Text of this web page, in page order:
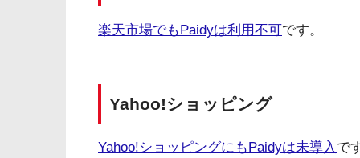
楽天市場でもPaidyは利用不可です。
Yahoo!ショッピング
Yahoo!ショッピングにもPaidyは未導入 で